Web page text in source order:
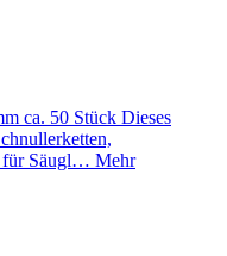
ca. 50 Stück Dieses
für Säugl… Mehr